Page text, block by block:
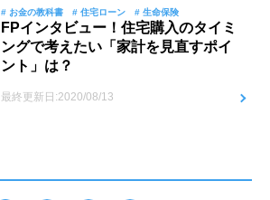
# お金の教科書 # 住宅ローン # 生命保険
FPインタビュー！住宅購入のタイミ
ングで考えたい「家計を見直すポイ
ント」は？
最終更新日:2020/08/13